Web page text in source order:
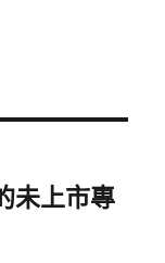
未上市專